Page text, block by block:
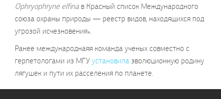
Ophryophryne elfina в Красный список Международного
союза охраны природы — реестр видов, находящихся под
угрозой исчезновения».
Ранее международнаяя команда ученых совместно с
герпетологами из МГУ установила эволюционную родину
лягушек и пути их расселения по планете.